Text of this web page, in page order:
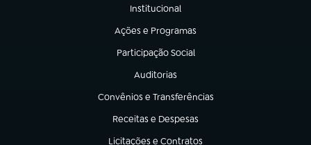
Institucional
(abre em nova aba)
Ações e Programas
(abre em nova aba)
Participação Social
(abre em nova aba)
Auditorias
(abre em nova aba)
Convênios e Transferências
(abre em nova aba)
Receitas e Despesas
(abre em nova aba)
Licitações e Contratos